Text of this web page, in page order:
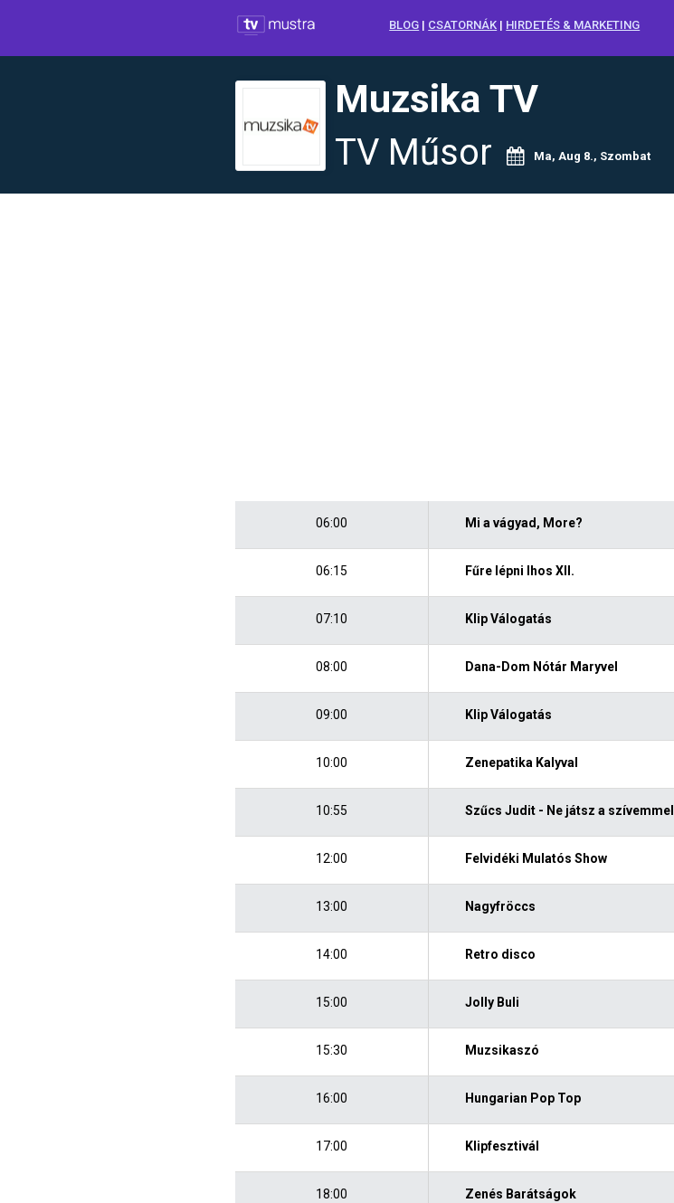
BLOG | CSATORNÁK | HIRDETÉS & MARKETING
Muzsika TV
TV Műsor Ma, Aug 8., Szombat
06:00 Mi a vágyad, More?
06:15 Fűre lépni Ihos XII.
07:10 Klip Válogatás
08:00 Dana-Dom Nótár Maryvel
09:00 Klip Válogatás
10:00 Zenepatika Kalyval
10:55 Szűcs Judit - Ne játsz a szívemmel
12:00 Felvidéki Mulatós Show
13:00 Nagyfröccs
14:00 Retro disco
15:00 Jolly Buli
15:30 Muzsikaszó
16:00 Hungarian Pop Top
17:00 Klipfesztivál
18:00 Zenés Barátságok